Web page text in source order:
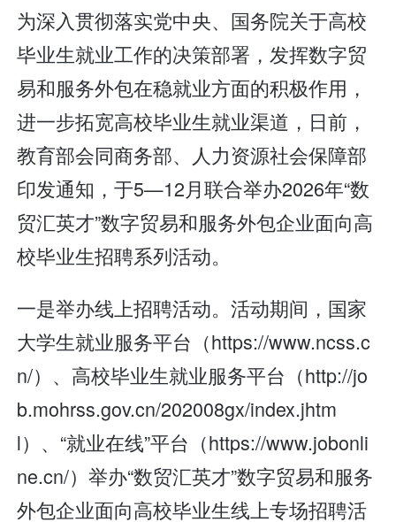
为深入贯彻落实党中央、国务院关于高校
毕业生就业工作的决策部署，发挥数字贸
易和服务外包在稳就业方面的积极作用，
进一步拓宽高校毕业生就业渠道，日前，
教育部会同商务部、人力资源社会保障部
印发通知，于5—12月联合举办2026年“数
贸汇英才”数字贸易和服务外包企业面向高
校毕业生招聘系列活动。
一是举办线上招聘活动。活动期间，国家
大学生就业服务平台（https://www.ncss.c
n/）、高校毕业生就业服务平台（http://jo
b.mohrss.gov.cn/202008gx/index.jhtm
l）、“就业在线”平台（https://www.jobonli
ne.cn/）举办“数贸汇英才”数字贸易和服务
外包企业面向高校毕业生线上专场招聘活